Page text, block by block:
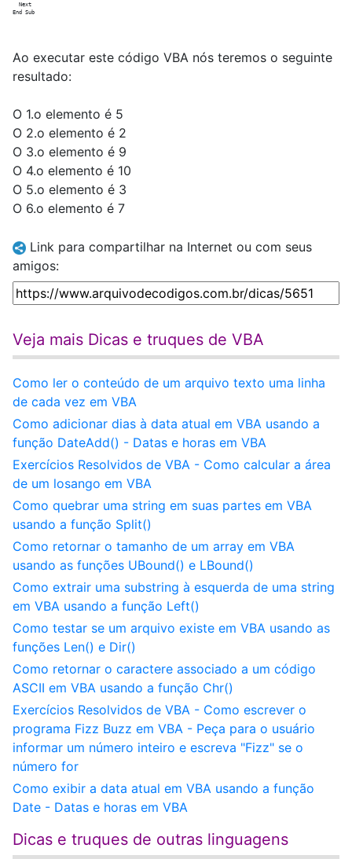
  Next
Ao executar este código VBA nós teremos o seguinte
resultado:
O 1.o elemento é 5
O 2.o elemento é 2
O 3.o elemento é 9
O 4.o elemento é 10
O 5.o elemento é 3
O 6.o elemento é 7
Link para compartilhar na Internet ou com seus
amigos:
Veja mais Dicas e truques de VBA
Como ler o conteúdo de um arquivo texto uma linha
de cada vez em VBA
Como adicionar dias à data atual em VBA usando a
função DateAdd() - Datas e horas em VBA
Exercícios Resolvidos de VBA - Como calcular a área
de um losango em VBA
Como quebrar uma string em suas partes em VBA
usando a função Split()
Como retornar o tamanho de um array em VBA
usando as funções UBound() e LBound()
Como extrair uma substring à esquerda de uma string
em VBA usando a função Left()
Como testar se um arquivo existe em VBA usando as
funções Len() e Dir()
Como retornar o caractere associado a um código
ASCII em VBA usando a função Chr()
Exercícios Resolvidos de VBA - Como escrever o
programa Fizz Buzz em VBA - Peça para o usuário
informar um número inteiro e escreva "Fizz" se o
número for
Como exibir a data atual em VBA usando a função
Date - Datas e horas em VBA
Dicas e truques de outras linguagens